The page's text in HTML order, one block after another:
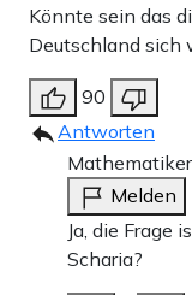
Könnte sein das
Deutschland sich
90
Antworten
Mathematiker
Melden
Ja, die Frage
Scharia?